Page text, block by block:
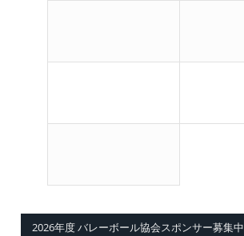
2026年度 バレーボール協会スポンサー募集中